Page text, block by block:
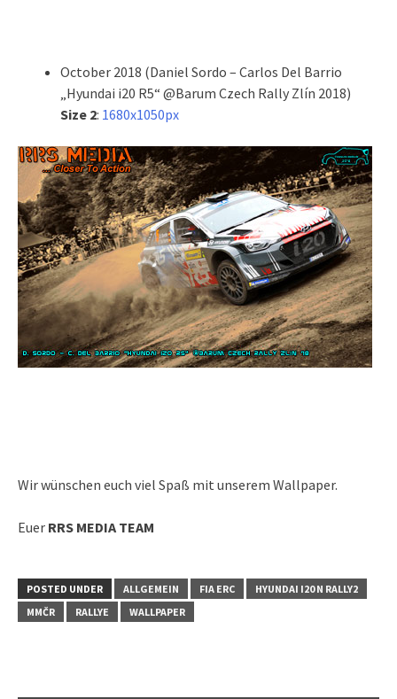
October 2018 (Daniel Sordo – Carlos Del Barrio
„Hyundai i20 R5“ @Barum Czech Rally Zlín 2018)
Size 2: 1680x1050px
Wir wünschen euch viel Spaß mit unserem Wallpaper.
Euer RRS MEDIA TEAM
POSTED UNDER ALLGEMEIN FIA ERC
HYUNDAI I20 N RALLY2
MMČR
RALLYE WALLPAPER